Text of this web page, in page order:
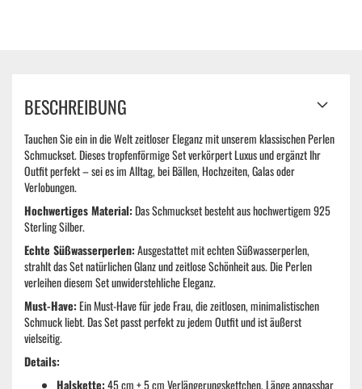
BESCHREIBUNG
Tauchen Sie ein in die Welt zeitloser Eleganz mit unserem klassischen Perlen
Schmuckset. Dieses tropfenförmige Set verkörpert Luxus und ergänzt Ihr
Outfit perfekt – sei es im Alltag, bei Bällen, Hochzeiten, Galas oder
Verlobungen.
Hochwertiges Material:Das Schmuckset besteht aus hochwertigem 925
Sterling Silber.
Echte Süßwasserperlen:Ausgestattet mit echten Süßwasserperlen,
strahlt das Set natürlichen Glanz und zeitlose Schönheit aus. Die Perlen
verleihen diesem Set unwiderstehliche Eleganz.
Must-Have:Ein Must-Have für jede Frau, die zeitlosen, minimalistischen
Schmuck liebt. Das Set passt perfekt zu jedem Outfit und ist äußerst
vielseitig.
Details:
Halskette:45 cm + 5 cm Verlängerungskettchen, Länge anpassbar